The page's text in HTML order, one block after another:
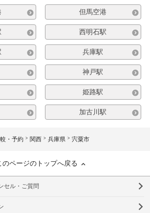
但馬空港
西明石駅
兵庫駅
神戸駅
姫路駅
加古川駅
・予約 関西 兵庫県 宍粟市
のページのトップへ戻る